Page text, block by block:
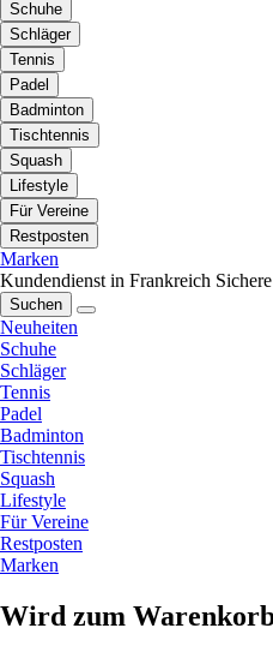
Schuhe
Schläger
Tennis
Padel
Badminton
Tischtennis
Squash
Lifestyle
Für Vereine
Restposten
Marken
Kundendienst in Frankreich
Suchen
Neuheiten
Schuhe
Schläger
Tennis
Padel
Badminton
Tischtennis
Squash
Lifestyle
Für Vereine
Restposten
Marken
Wird zum